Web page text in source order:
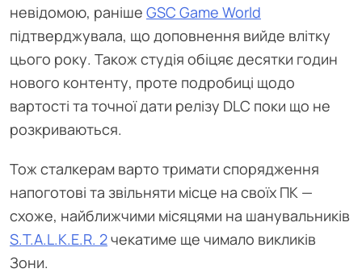
невідомою, раніше GSC Game World
підтверджувала, що доповнення вийде влітку
цього року. Також студія обіцяє десятки годин
нового контенту, проте подробиці щодо
вартості та точної дати релізу DLC поки що не
розкриваються.
Тож сталкерам варто тримати спорядження
напоготові та звільняти місце на своїх ПК —
схоже, найближчими місяцями на шанувальників
S.T.A.L.K.E.R. 2чекатиме ще чимало викликів
Зони.